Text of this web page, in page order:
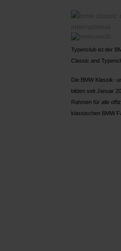
Typenclub ist der
Classic and
Die BMW Klassik-
bilden seit Januar
Rahmen für alle
klassischen BMW